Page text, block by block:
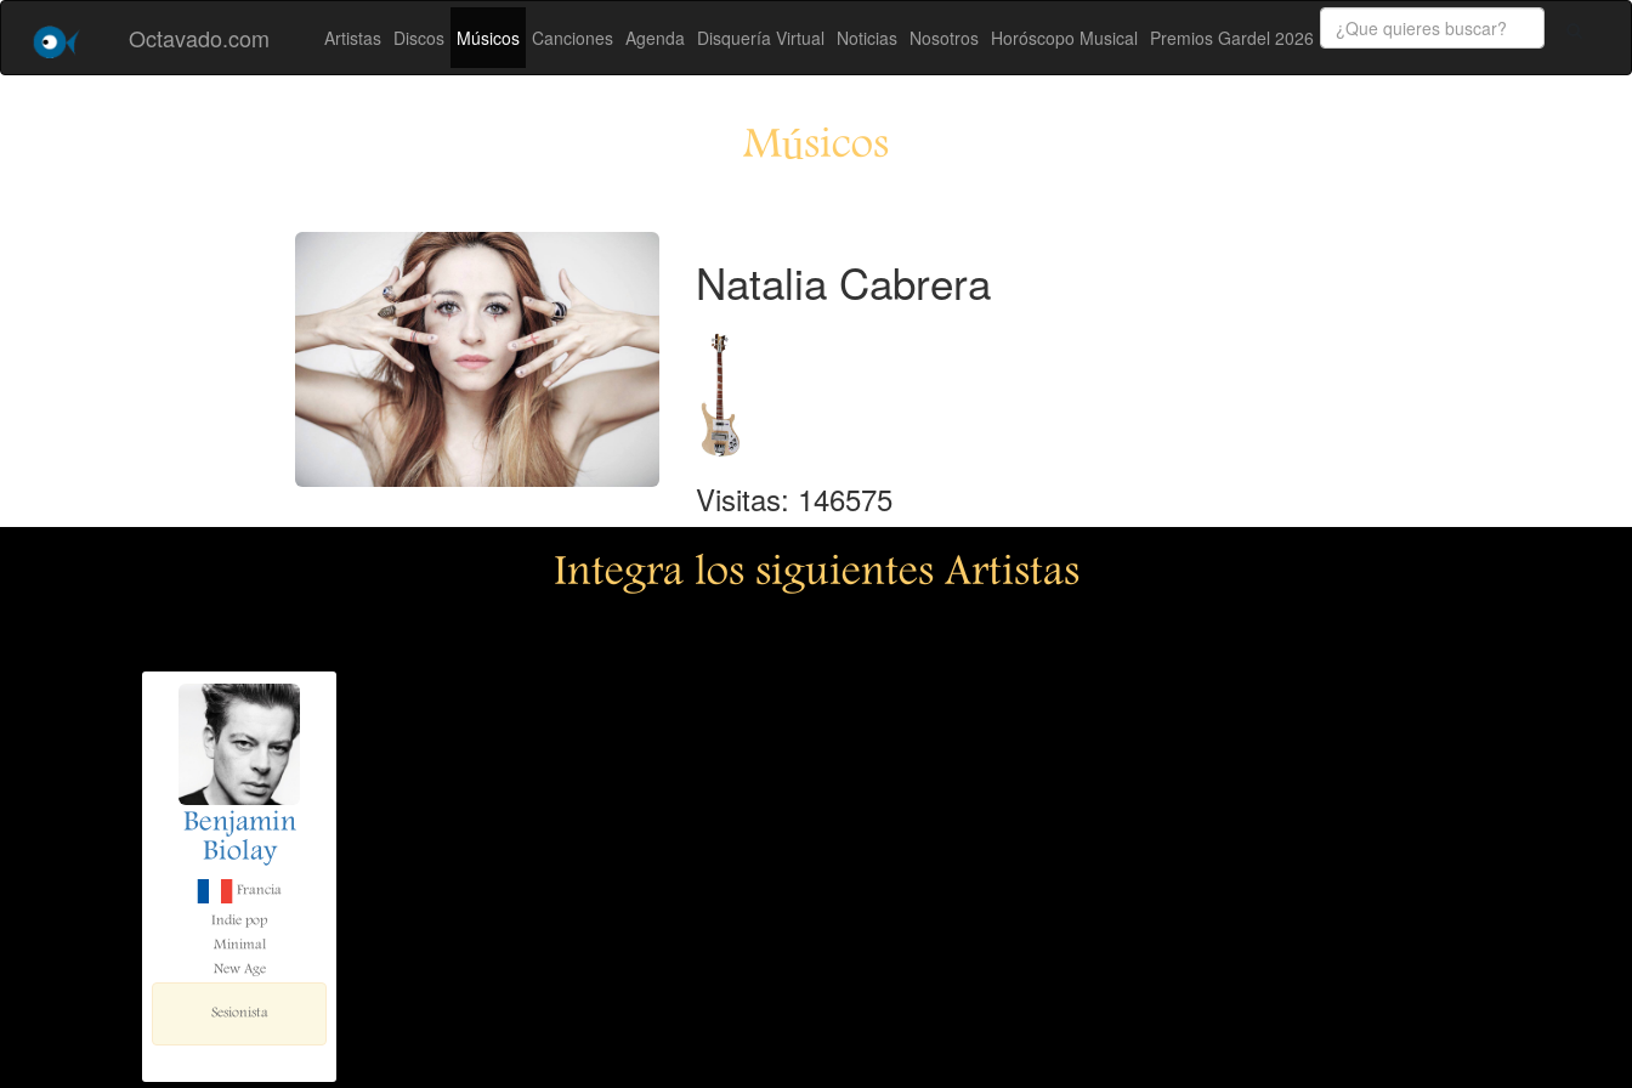
Octavado.com Artistas Discos Músicos Canciones Agenda Disquería Virtual Noticias Nosotros Horóscopo Musical Premios Gardel 2026
Músicos
Natalia Cabrera
Visitas: 146575
Integra los siguientes Artistas
Benjamin
Biolay
Francia
Indie pop
Minimal
New Age
Sesionista